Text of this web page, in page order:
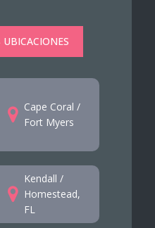
Cape Coral /
Fort Myers
Kendall /
Homestead,
FL